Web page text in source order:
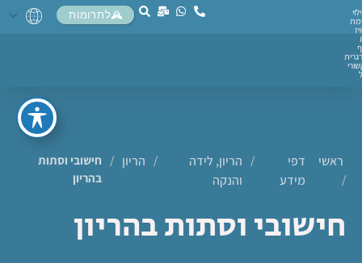
לתרומות
ראשי
/
דפי
מידע
/
הריון, לידה
והנקה
/ הריון /
חישובי וסתות
בהריון
חישובי וסתות בהריון